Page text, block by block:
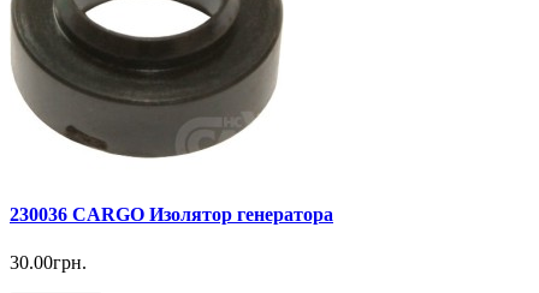
230036 CARGO Изолятор генератора
30.00грн.